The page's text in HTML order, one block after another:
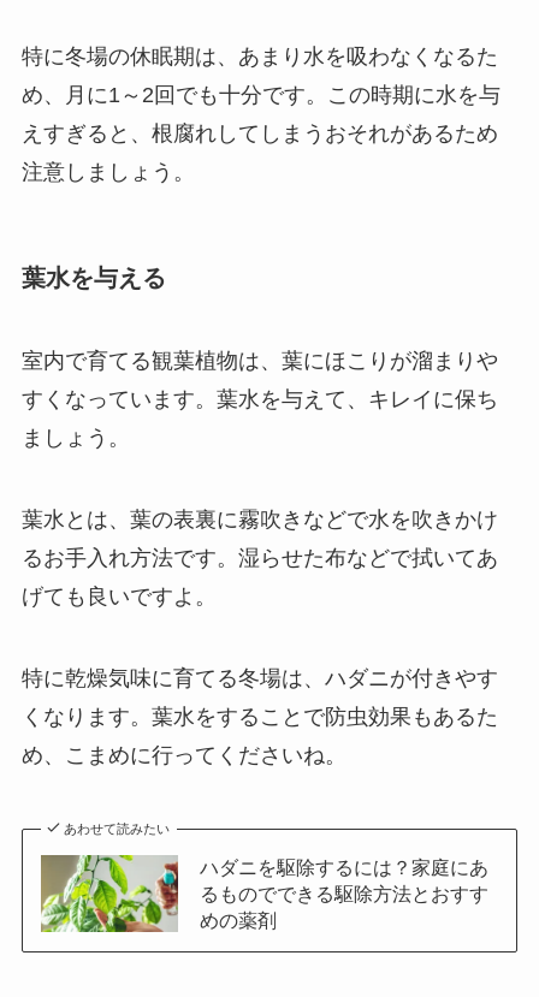
特に冬場の休眠期は、あまり水を吸わなくなるた
め、月に1～2回でも十分です。
この時期に水を与
えすぎると、根腐れしてしまうおそれがあるため
注意しましょう。
葉水を与える
室内で育てる観葉植物は、葉にほこりが溜まりや
すくなっています。葉水を与えて、キレイに保ち
ましょう。
葉水とは、葉の表裏に霧吹きなどで水を吹きかけ
るお手入れ方法です。湿らせた布などで拭いてあ
げても良いですよ。
特に乾燥気味に育てる冬場は、ハダニが付きやす
くなります。 葉水をすることで防虫効果もあるた
め、こまめに行ってくださいね。
あわせて読みたい
ハダニを駆除するには？家庭にあ
るものでできる駆除方法とおすす
めの薬剤